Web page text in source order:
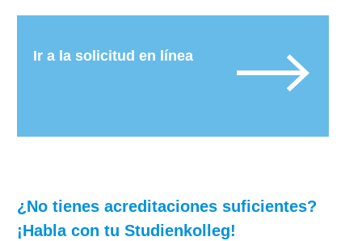
Ir a la solicitud en línea
¿No tienes acreditaciones suficientes?
¡Habla con tu Studienkolleg!